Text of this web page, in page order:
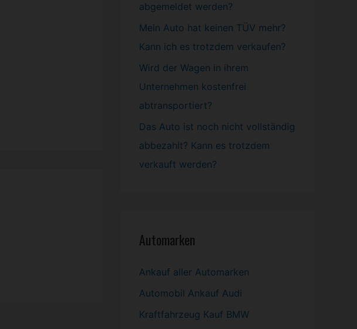
abgemeldet werden?
Mein Auto hat keinen TÜV mehr?
Kann ich es trotzdem verkaufen?
Wird der Wagen in ihrem
Unternehmen kostenfrei
abtransportiert?
Das Auto ist noch nicht vollständig
abbezahlt? Kann es trotzdem
verkauft werden?
Automarken
Ankauf aller Automarken
Automobil Ankauf Audi
Kraftfahrzeug Kauf BMW